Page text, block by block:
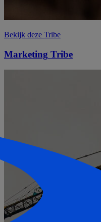
Bekijk deze Tribe
Marketing Tribe